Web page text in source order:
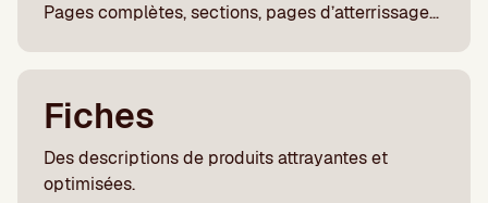
Pages complètes, sections, pages d’atterrissage…
Fiches
Des descriptions de produits attrayantes et
optimisées.